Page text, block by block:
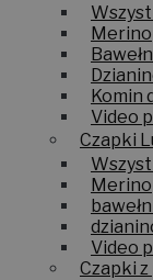
Merino
Komin
Video
Czapki
Merino
Video
Czapki